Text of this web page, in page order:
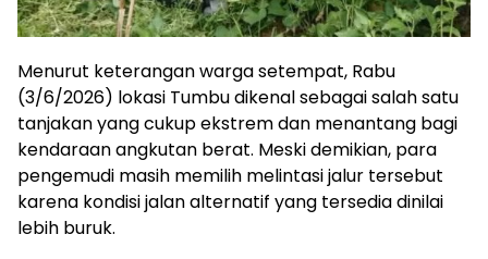
Menurut keterangan warga setempat, Rabu
(3/6/2026) lokasi Tumbu dikenal sebagai salah satu
tanjakan yang cukup ekstrem dan menantang bagi
kendaraan angkutan berat. Meski demikian, para
pengemudi masih memilih melintasi jalur tersebut
karena kondisi jalan alternatif yang tersedia dinilai
lebih buruk.